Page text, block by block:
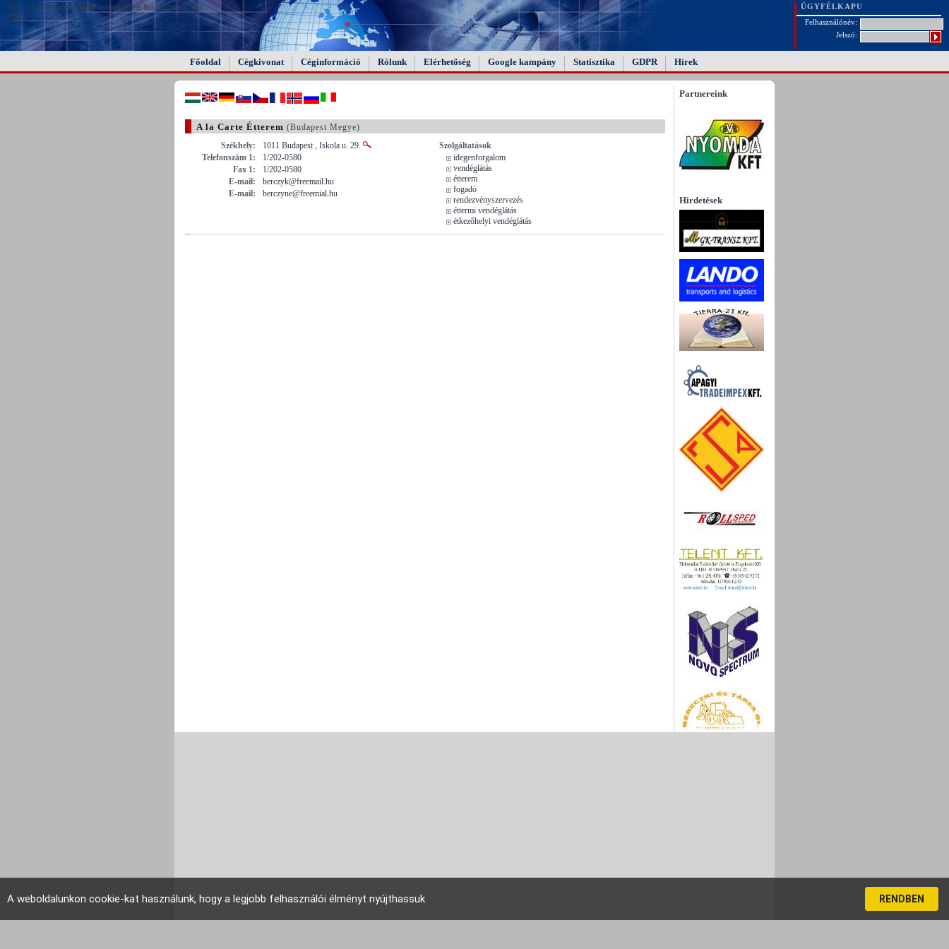
FAIL (the browser should render some flash content, not
this).
ÜGYFÉLKAPU
Felhasználónév:
Jelszó:
Főoldal Cégkivonat Céginformáció Rólunk Elérhetőség Google kampány Statisztika GDPR Hírek
A la Carte Étterem (Budapest Megye)
Székhely:
1011 Budapest , Iskola u. 29.
Telefonszám 1:
1/202-0580
Fax 1:
1/202-0580
E-mail:
berczyk@freemail.hu
E-mail:
berczyne@freemial.hu
Szolgáltatások
idegenforgalom
vendéglátás
étterem
fogadó
rendezvényszervezés
éttermi vendéglátás
étkezőhelyi vendéglátás
Partnereink
Hirdetések
A weboldalunkon cookie-kat használunk, hogy a legjobb felhasználói élményt nyújthassuk RENDBEN